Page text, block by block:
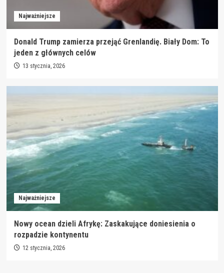
Najważniejsze
Donald Trump zamierza przejąć Grenlandię. Biały Dom: To
jeden z głównych celów
13 stycznia, 2026
Najważniejsze
Nowy ocean dzieli Afrykę: Zaskakujące doniesienia o
rozpadzie kontynentu
12 stycznia, 2026